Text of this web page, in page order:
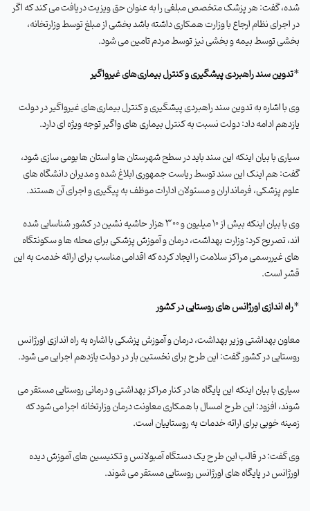
شده، گفت: هر پزشک متخصص مبلغی را به عنوان حق ویزیت دریافت می کند که اگر
در اجرای نظام ارجاع با وزارت همکاری داشته باشد بخشی از مبلغ توسط وزارتخانه،
بخشی توسط بیمه و بخشی نیز توسط مردم تامین می شود.
*تدوین سند راهبردی پیشگیری و کنترل بیماری‌های غیرواگیر
وی با اشاره به تدوین سند راهبردی پیشگیری و کنترل بیماری‌های غیرواگیر در دولت
یازدهم ادامه داد: دولت نسبت به کنترل بیماری های واگیر توجه ویژه ای دارد.
سیاری با بیان اینکه این سند باید در سطح شهرستان ها و استان ها بومی سازی شود،
گفت: هم اینک این سند توسط ریاست جمهوری ابلاغ شده و مدیران دانشگاه های
علوم پزشکی، فرمانداران و مسئولان ادارات موظف به پیگیری و اجرای آن هستند.
وی با بیان اینکه بیش از 10 میلیون و 300 هزار حاشیه نشین در کشور شناسایی شده
اند، تصریح کرد: وزارت بهداشت، درمان و آموزش پزشکی برای محله ها و سکونتگاه
های غیررسمی مراکز سلامت را ایجاد کرده که اقدامی مناسب برای ارائه خدمت به این
قشر است.
*راه اندازی اورژانس های روستایی در کشور
معاون بهداشتی وزیر بهداشت، درمان و آموزش پزشکی با اشاره به راه اندازی اورژانس
روستایی در کشور گفت: این طرح برای نخستین بار در دولت یازدهم اجرایی می شود.
سیاری با بیان اینکه این پایگاه ها در کنار مراکز بهداشتی و درمانی روستایی مستقر می
شوند، افزود: این طرح امسال با همکاری معاونت درمان وزارتخانه اجرا می شود که
زمینه خوبی برای ارائه خدمات به روستاییان است.
وی گفت: در قالب این طرح یک دستگاه آمبولانس و تکنیسین های آموزش دیده
اورژانس در پایگاه های اورژانس روستایی مستقر می شوند.